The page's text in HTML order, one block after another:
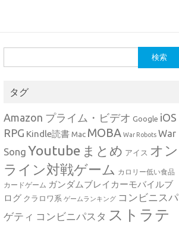
索:
タグ
Amazon プライム・ビデオ Google iOS
RPG Kindle読書 Mac MOBA War Robots War
Song Youtube まとめ アイス オン
ライン対戦ゲーム カロリー低い食品
カードゲーム ガンダムブレイカーモバイルブ
ログ クラロワ系 ゲームランキング コンビニスパ
ゲティ コンビニパスタ ストラテ